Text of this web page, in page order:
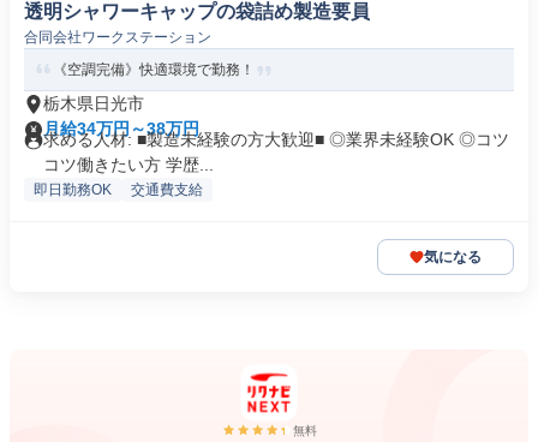
透明シャワーキャップの袋詰め製造要員
合同会社ワークステーション
《空調完備》快適環境で勤務！
栃木県日光市
月給34万円～38万円
求める人材: ■製造未経験の方大歓迎■ ◎業界未経験OK ◎コツ
コツ働きたい方 学歴...
即日勤務OK 交通費支給
気になる
無料